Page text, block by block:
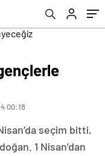
00:18
seçim bitti,
1 Nisan’dan